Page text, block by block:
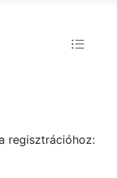
regisztrációhoz: